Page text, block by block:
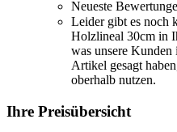
Neueste
Leider gibt es noch
Holzlineal 30cm in
was unsere Kunden
Artikel gesagt
oberhalb nutzen.
Ihre Preisübersicht